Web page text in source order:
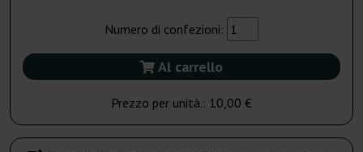
Numero di confezioni:
Al carrello
Prezzo per unità.: 10,00 €